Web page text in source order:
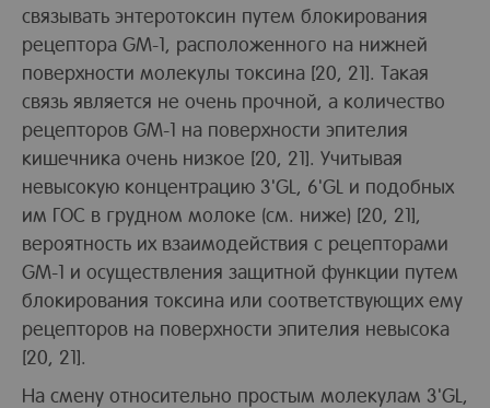
связывать энтеротоксин путем блокирования
рецептора GM-1, расположенного на нижней
поверхности молекулы токсина [20, 21]. Такая
связь является не очень прочной, а количество
рецепторов GM-1 на поверхности эпителия
кишечника очень низкое [20, 21]. Учитывая
невысокую концентрацию 3'GL, 6'GL и подобных
им ГОС в грудном молоке (см. ниже) [20, 21],
вероятность их взаимодействия с рецепторами
GM-1 и осуществления защитной функции путем
блокирования токсина или соответствующих ему
рецепторов на поверхности эпителия невысока
[20, 21].
На смену относительно простым молекулам 3'GL,